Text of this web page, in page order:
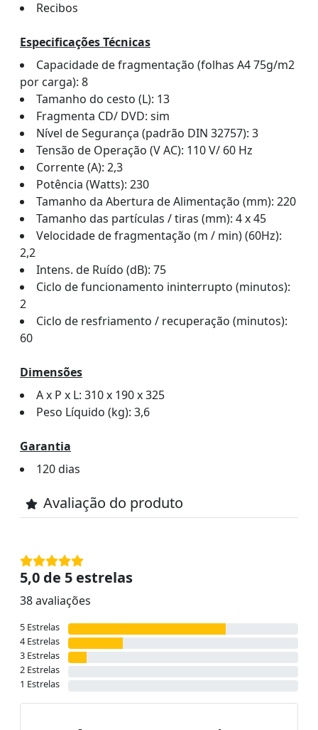
Recibos
Especificações Técnicas
Capacidade de fragmentação (folhas A4 75g/m2
por carga): 8
Tamanho do cesto (L): 13
Fragmenta CD/ DVD: sim
Nível de Segurança (padrão DIN 32757): 3
Tensão de Operação (V AC): 110 V/ 60 Hz
Corrente (A): 2,3
Potência (Watts): 230
Tamanho da Abertura de Alimentação (mm): 220
Tamanho das partículas / tiras (mm): 4 x 45
Velocidade de fragmentação (m / min) (60Hz):
2,2
Intens. de Ruído (dB): 75
Ciclo de funcionamento ininterrupto (minutos):
2
Ciclo de resfriamento / recuperação (minutos):
60
Dimensões
A x P x L: 310 x 190 x 325
Peso Líquido (kg): 3,6
Garantia
120 dias
Avaliação do produto
5,0 de 5 estrelas
38 avaliações
5 Estrelas
4 Estrelas
3 Estrelas
2 Estrelas
1 Estrelas